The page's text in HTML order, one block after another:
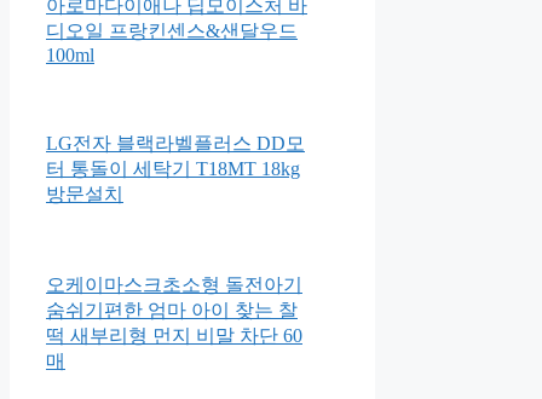
쁘띠앤 칼마디 (2개월/120정) 칼
슘 마그네슘 비타민D 임산부 수
아로마다이애나 딥모이스처 바
디오일 프랑킨센스&샌달우드
LG전자 블랙라벨플러스 DD모
터 통돌이 세탁기 T18MT 18kg
방문설치